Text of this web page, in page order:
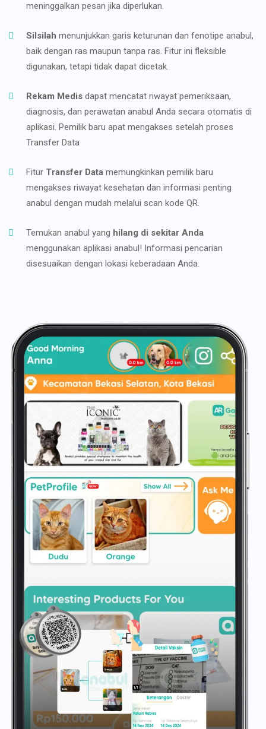
meninggalkan pesan jika diperlukan.
Silsilah menunjukkan garis keturunan dan fenotipe anabul,
baik dengan ras maupun tanpa ras. Fitur ini fleksible
digunakan, tetapi tidak dapat dicetak.
Rekam Medis dapat mencatat riwayat pemeriksaan,
diagnosis, dan perawatan anabul Anda secara otomatis di
aplikasi. Pemilik baru apat mengakses setelah proses
Transfer Data
Fitur Transfer Data memungkinkan pemilik baru
mengakses riwayat kesehatan dan informasi penting
anabul dengan mudah melalui scan kode QR.
Temukan anabul yang hilang di sekitar Anda
menggunakan aplikasi anabul! Informasi pencarian
disesuaikan dengan lokasi keberadaan Anda.